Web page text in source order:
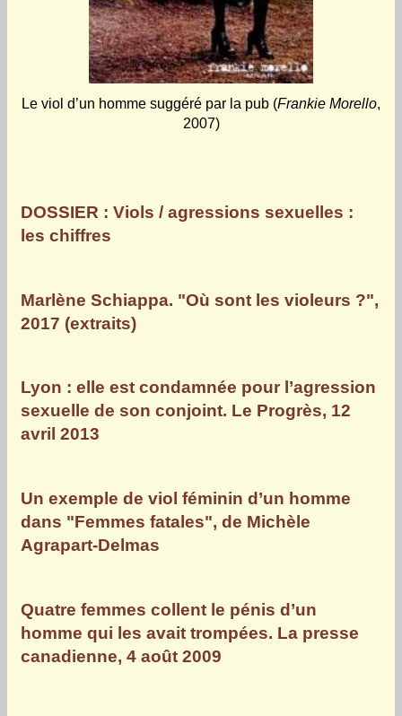
Le viol d’un homme suggéré par la pub (Frankie Morello,
2007)
DOSSIER : Viols / agressions sexuelles :
les chiffres
Marlène Schiappa. "Où sont les violeurs ?",
2017 (extraits)
Lyon : elle est condamnée pour l’agression
sexuelle de son conjoint. Le Progrès, 12
avril 2013
Un exemple de viol féminin d’un homme
dans "Femmes fatales", de Michèle
Agrapart-Delmas
Quatre femmes collent le pénis d’un
homme qui les avait trompées. La presse
canadienne, 4 août 2009